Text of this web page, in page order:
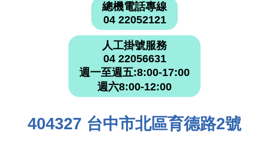
總機電話專線
04 22052121
人工掛號服務
04 22056631
週一至週五:8:00-17:00
週六8:00-12:00
404327 台中市北區育德路2號